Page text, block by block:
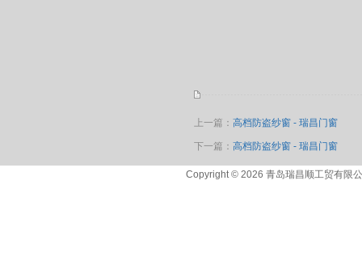
上一篇： 高档防盗纱窗 - 瑞昌门窗
下一篇： 高档防盗纱窗 - 瑞昌门窗
Copyright © 2026 青岛瑞昌顺工贸有